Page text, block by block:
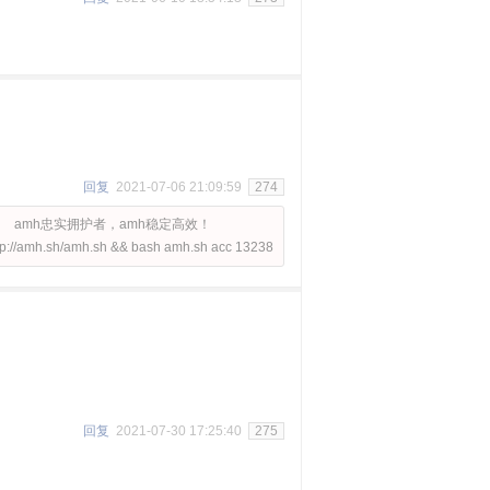
回复 2021-07-06 21:09:59 274
amh忠实拥护者，amh稳定高效！
amh.sh/amh.sh && bash amh.sh acc 13238
回复 2021-07-30 17:25:40 275